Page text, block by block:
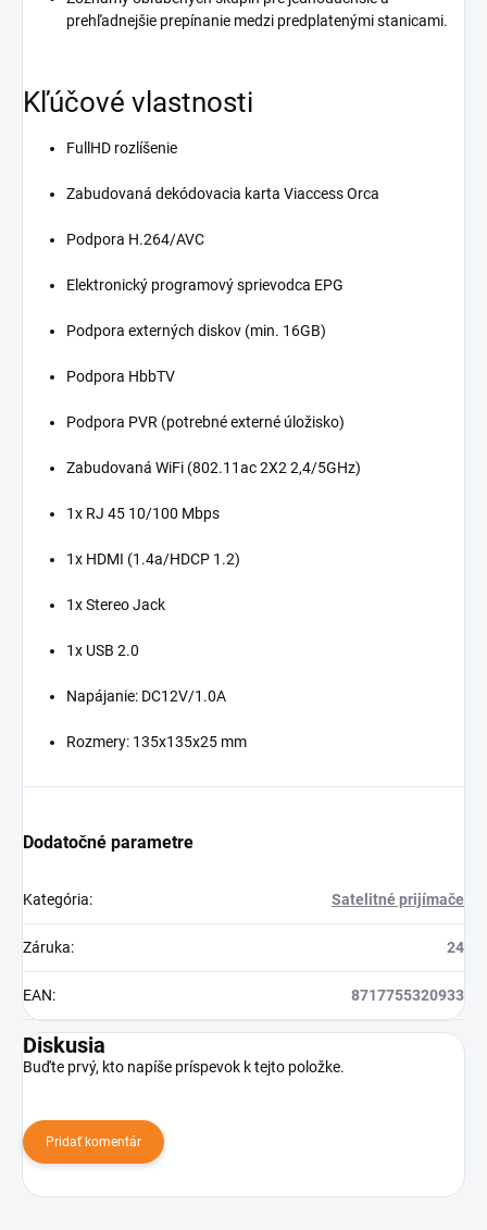
prehľadnejšie prepínanie medzi predplatenými stanicami.
Kľúčové vlastnosti
FullHD rozlíšenie
Zabudovaná dekódovacia karta Viaccess Orca
Podpora H.264/AVC
Elektronický programový sprievodca EPG
Podpora externých diskov (min. 16GB)
Podpora HbbTV
Podpora PVR (potrebné externé úložisko)
Zabudovaná WiFi (802.11ac 2X2 2,4/5GHz)
1x RJ 45 10/100 Mbps
1x HDMI (1.4a/HDCP 1.2)
1x Stereo Jack
1x USB 2.0
Napájanie: DC12V/1.0A
Rozmery: 135x135x25 mm
Dodatočné parametre
Kategória: Satelitné prijímače
Záruka: 24
EAN: 8717755320933
Diskusia
Buďte prvý, kto napíše príspevok k tejto položke.
Pridať komentár